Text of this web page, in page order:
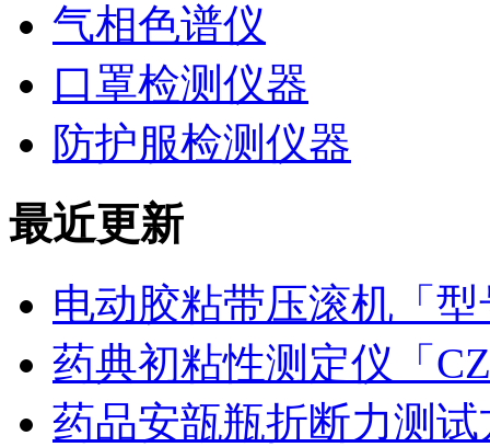
气相色谱仪
口罩检测仪器
防护服检测仪器
最近更新
电动胶粘带压滚机「
药典初粘性测定仪「
药品安瓿瓶折断力测